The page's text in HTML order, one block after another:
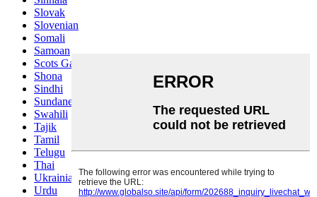
Slovak
Slovenian
Somali
Samoan
Scots Gaelic
Shona
Sindhi
Sundanese
Swahili
Tajik
Tamil
Telugu
Thai
Ukrainian
Urdu